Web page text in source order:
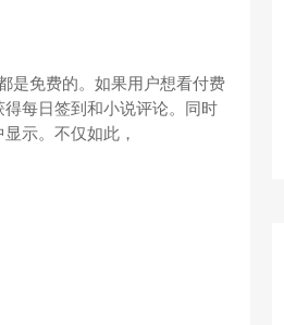
是免费的。如果用户想看付费
每日签到和小说评论。同时
示。不仅如此，